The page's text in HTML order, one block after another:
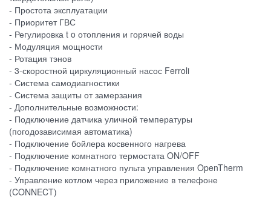
- Простота эксплуатации
- Приоритет ГВС
- Регулировка t o отопления и горячей воды
- Модуляция мощности
- Ротация тэнов
- 3-скоростной циркуляционный насос Ferroli
- Система самодиагностики
- Система защиты от замерзания
- Дополнительные возможности:
- Подключение датчика уличной температуры
(погодозависимая автоматика)
- Подключение бойлера косвенного нагрева
- Подключение комнатного термостата ON/OFF
- Подключение комнатного пульта управления OpenTherm
- Управление котлом через приложение в телефоне
(CONNECT)